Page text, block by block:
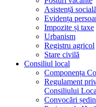
Asistență socială
Evidența
Impozite și taxe
Urbanism
Registru agricol
Stare civilă
Consiliul local
Componența
Regulament
Consiliului
Convocări